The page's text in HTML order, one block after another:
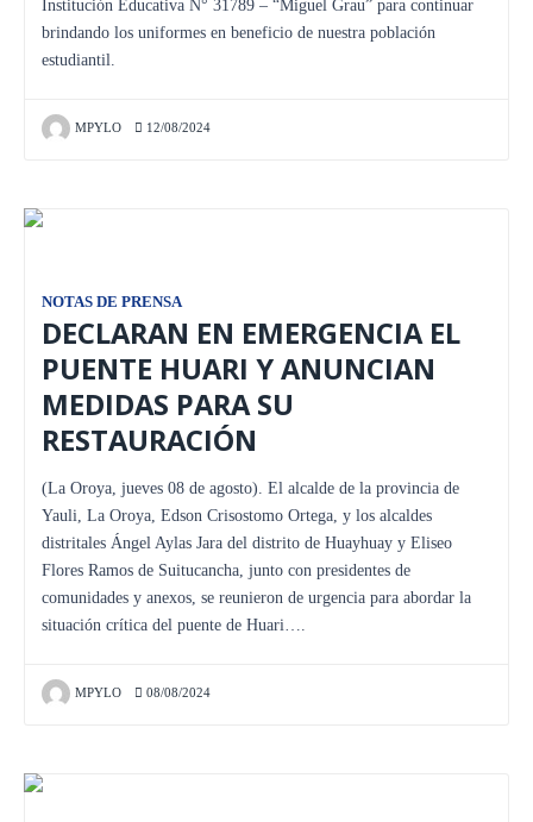
Institución Educativa N° 31789 – “Miguel Grau” para continuar
brindando los uniformes en beneficio de nuestra población
estudiantil.
MPYLO 12/08/2024
NOTAS DE PRENSA
DECLARAN EN EMERGENCIA EL
PUENTE HUARI Y ANUNCIAN
MEDIDAS PARA SU
RESTAURACIÓN
(La Oroya, jueves 08 de agosto). El alcalde de la provincia de
Yauli, La Oroya, Edson Crisostomo Ortega, y los alcaldes
distritales Ángel Aylas Jara del distrito de Huayhuay y Eliseo
Flores Ramos de Suitucancha, junto con presidentes de
comunidades y anexos, se reunieron de urgencia para abordar la
situación crítica del puente de Huari….
MPYLO 08/08/2024